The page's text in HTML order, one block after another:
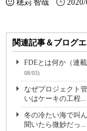
穂苅 智哉
関連記事＆ブログ
FDEとは何か（連
08/03)
なぜプロジェクト
いはケーキの工程...
冬の冷たい海で叫
聞いたら微妙だっ...